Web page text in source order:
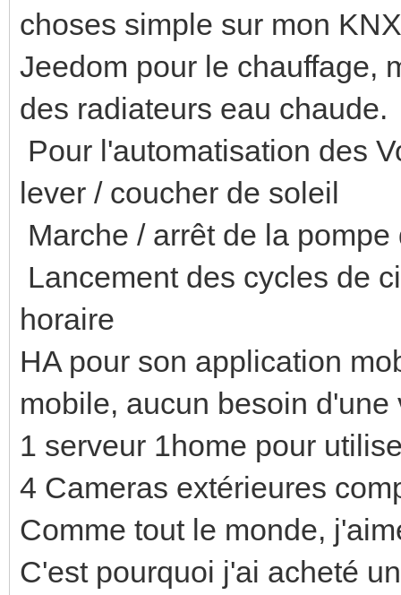
choses simple sur mon
Jeedom pour le chauffage,
des radiateurs eau chaude.
Pour l'automatisation des
lever / coucher de soleil
Marche / arrêt de la
Lancement des cycles de
horaire
HA pour son application
mobile, aucun besoin
1 serveur 1home pour
4 Cameras extérieures
Comme tout le monde,
C'est pourquoi j'ai acheté